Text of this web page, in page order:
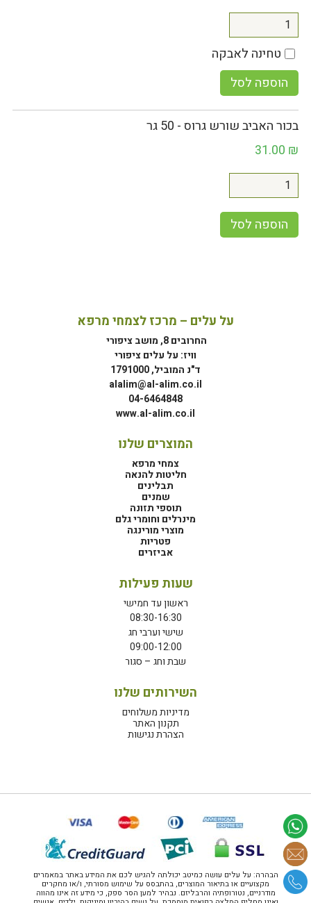
טחינה לאבקה
הוספה לסל
בכור האביב שורש גרוס - 50 גר
31.00 ₪
הוספה לסל
על עלים – מרכז לצמחי מרפא
החרובים 8, מושב ציפורי
וויז: על עלים ציפורי
ד"נ המוביל, 1791000
alalim@al-alim.co.il
04-6464848
www.al-alim.co.il
המוצרים שלנו
צמחי מרפא
חליטות להנאה
תבלינים
שמנים
תוספי תזונה
מינרלים וחומרי גלם
מוצרי מורינגה
פטריות
אביזרים
שעות פעילות
ראשון עד חמישי
08:30-16:30
שישי וערבי חג
09:00-12:00
שבת וחג – סגור
השירותים שלנו
מדיניות משלוחים
תקנון האתר
הצהרת נגישות
הבהרה: על עלים עושה כמיטב יכולתה להגיש לכם את המידע באתר במאמרים
מקצועיים או בתיאור המוצרים, בהתבסס על שימוש מסורתי, ו/או מחקרים
מודרניים, נטורופתיה והרבליזם. נבהיר למען הסר ספק, כי מידע זה אינו מהווה